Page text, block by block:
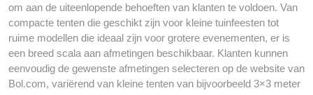
om aan de uiteenlopende behoeften van klanten te voldoen. Van
compacte tenten die geschikt zijn voor kleine tuinfeesten tot
ruime modellen die ideaal zijn voor grotere evenementen, er is
een breed scala aan afmetingen beschikbaar. Klanten kunnen
eenvoudig de gewenste afmetingen selecteren op de website van
Bol.com, variërend van kleine tenten van bijvoorbeeld 3×3 meter